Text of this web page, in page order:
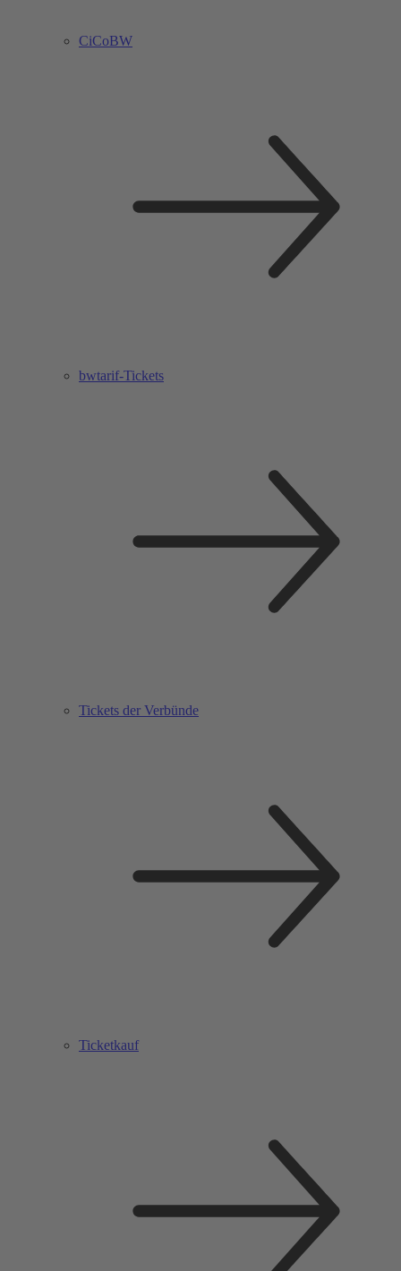
CiCoBW
bwtarif-Tickets
Tickets der Verbünde
Ticketkauf